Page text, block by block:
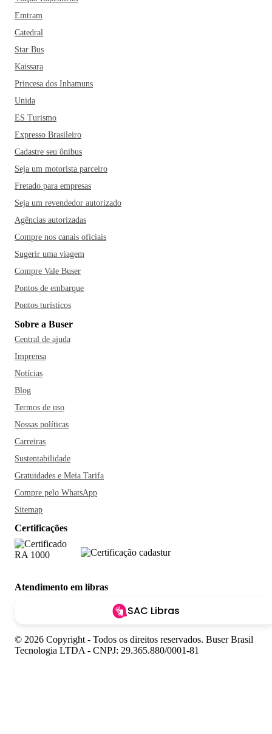
Emtram
Catedral
Star Bus
Kaissara
Princesa dos Inhamuns
Unida
ES Turismo
Expresso Brasileiro
Cadastre seu ônibus
Seja um motorista parceiro
Fretado para empresas
Seja um revendedor autorizado
Agências autorizadas
Compre nos canais oficiais
Sugerir uma viagem
Compre Vale Buser
Pontos de embarque
Pontos turísticos
Sobre a Buser
Central de ajuda
Imprensa
Notícias
Blog
Termos de uso
Nossas políticas
Carreiras
Sustentabilidade
Gratuidades e Meia Tarifa
Compre pelo WhatsApp
Sitemap
Certificações
Atendimento em libras
SAC Libras
© 2026 Copyright - Todos os direitos reservados. Buser Brasil
Tecnologia LTDA - CNPJ: 29.365.880/0001-81